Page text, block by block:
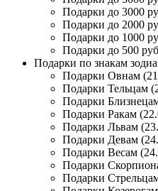
Подарки до 3000
Подарки до 2000
Подарки до 1000
Подарки до 500
Подарки по знакам
Подарки Овнам
Подарки Тельцам
Подарки
Подарки Ракам
Подарки Львам
Подарки Девам
Подарки Весам
Подарки
Подарки